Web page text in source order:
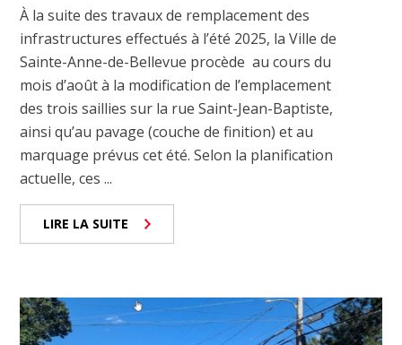
À la suite des travaux de remplacement des
infrastructures effectués à l’été 2025, la Ville de
Sainte-Anne-de-Bellevue procède au cours du
mois d’août à la modification de l’emplacement
des trois saillies sur la rue Saint-Jean-Baptiste,
ainsi qu’au pavage (couche de finition) et au
marquage prévus cet été. Selon la planification
actuelle, ces ...
LIRE LA SUITE